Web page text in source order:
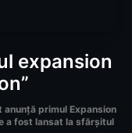
expansion
primul Expansion
a fost lansat la sfărșitul